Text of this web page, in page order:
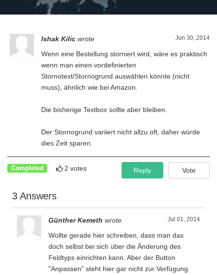
Jun 30, 2014
Ishak Kilic wrote
Wenn eine Bestellung storniert wird, wäre es praktisch
wenn man einen vordefinierten
Stornotext/Stornogrund auswählen könnte (nicht
muss), ähnlich wie bei Amazon.
Die bisherige Textbox sollte aber bleiben.
Der Stornogrund variiert nicht allzu oft, daher würde
dies Zeit sparen.
Completed 2 votes Vote
Reply
3 Answers
Jul 01, 2014
Günther Kemeth wrote
Wollte gerade hier schreiben, dass man das
doch selbst bei sich über die Änderung des
Feldtyps einrichten kann. Aber der Button
"Anpassen" steht hier gar nicht zur Verfügung.